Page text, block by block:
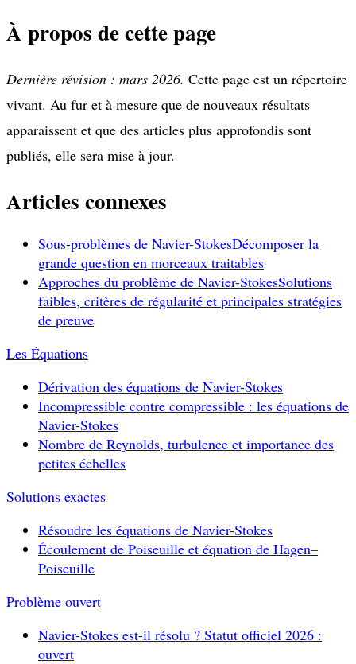
À propos de cette page
Dernière révision : mars 2026. Cette page est un répertoire
vivant. Au fur et à mesure que de nouveaux résultats
apparaissent et que des articles plus approfondis sont
publiés, elle sera mise à jour.
Articles connexes
Sous-problèmes de Navier-StokesDécomposer la
grande question en morceaux traitables
Approches du problème de Navier-StokesSolutions
faibles, critères de régularité et principales stratégies
de preuve
Les Équations
Dérivation des équations de Navier-Stokes
Incompressible contre compressible : les équations de
Navier-Stokes
Nombre de Reynolds, turbulence et importance des
petites échelles
Solutions exactes
Résoudre les équations de Navier-Stokes
Écoulement de Poiseuille et équation de Hagen–
Poiseuille
Problème ouvert
Navier-Stokes est-il résolu ? Statut officiel 2026 :
ouvert